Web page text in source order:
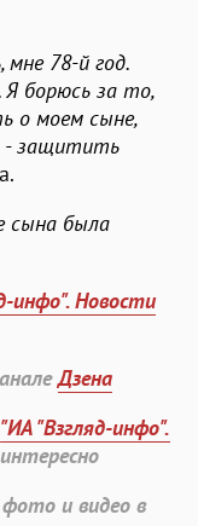
мне 78-й год.
Я борюсь за то,
о моем сыне,
- защитить
сына была
инфо". Новости
Дзена
"ИА "Взгляд-инфо".
и видео в